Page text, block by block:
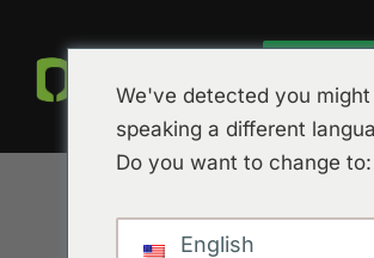
We've detected you might
speaking a different
Do you want to change to:
English